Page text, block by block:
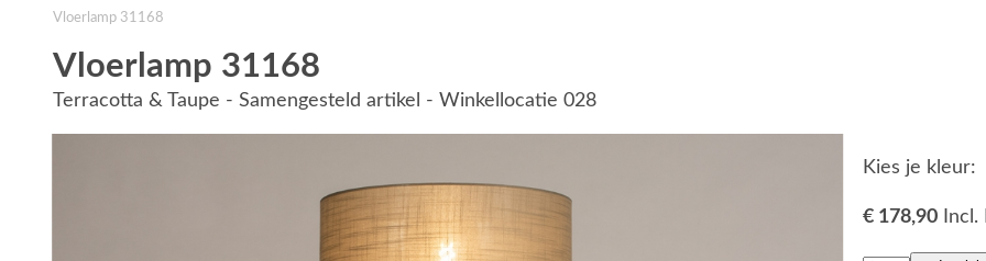
Vloerlamp 31168
Vloerlamp 31168
Terracotta & Taupe - Samengesteld artikel - Winkellocatie 028
Kies je kleur:
€ 178,90